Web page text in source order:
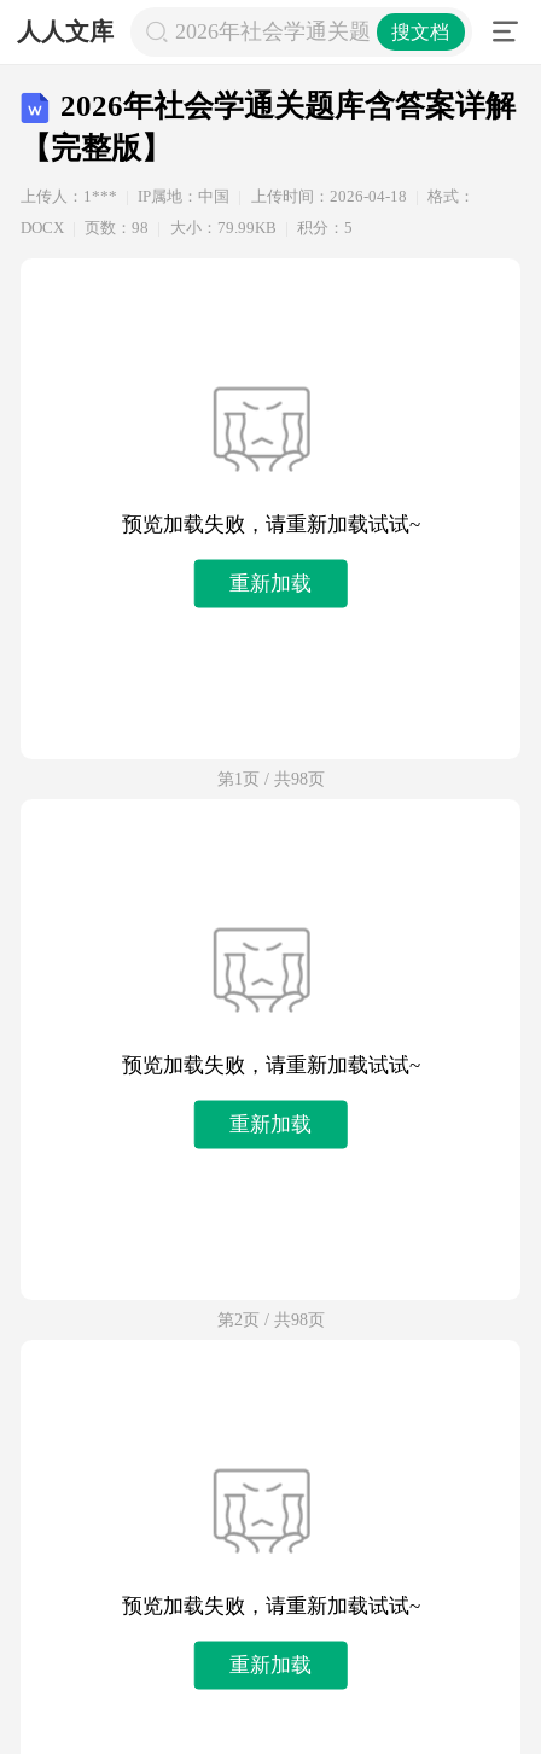
人人文库 2026年社会学通关题库含答案详解【
搜文档
2026年社会学通关题库含答案详解
【完整版】
上传人：1*** IP属地：中国 上传时间：2026-04-18
格式：
DOCX
页数：98 大小：79.99KB 积分：5
预览加载失败，请重新加载试试~
重新加载
第1页 / 共98页
预览加载失败，请重新加载试试~
重新加载
第2页 / 共98页
预览加载失败，请重新加载试试~
重新加载